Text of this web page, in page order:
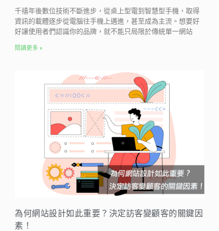
千禧年後數位技術不斷進步，從桌上型電到智慧型手機，取得
資訊的載體逐步從電腦往手機上邁進，甚至成為主流。想要好
好讓使用者們認識你的品牌，就不能只局限於傳統單一網站
閱讀更多 »
為何網站設計如此重要？決定訪客變顧客的關鍵因
素！